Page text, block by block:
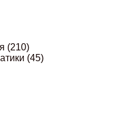
(210)
(45)